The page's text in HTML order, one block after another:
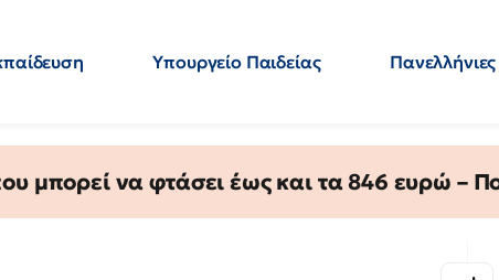
Υπουργείο Παιδείας Πανελλήνιες
να φτάσει έως και τα 846 ευρώ –